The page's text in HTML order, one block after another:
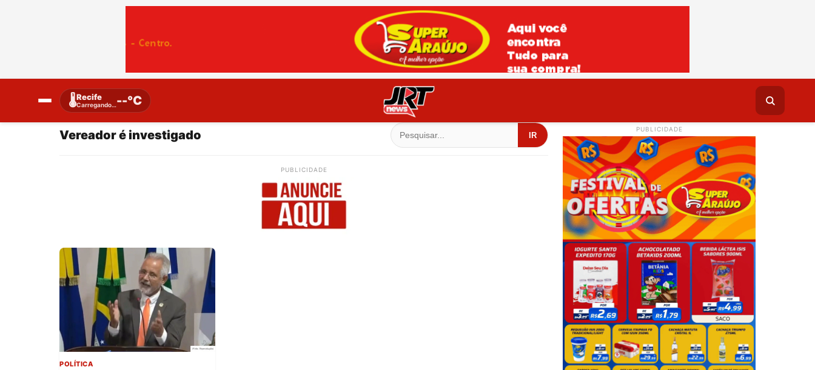
🌡️Recife
Carregando…--°C
Vereador é investigado IR
PUBLICIDADE
POLÍTICA
PUBLICIDADE